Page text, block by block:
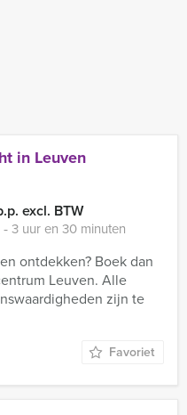
in Leuven
excl. BTW
3 uur en 30 minuten
ontdekken? Boek dan
Leuven. Alle
zijn te
Favoriet